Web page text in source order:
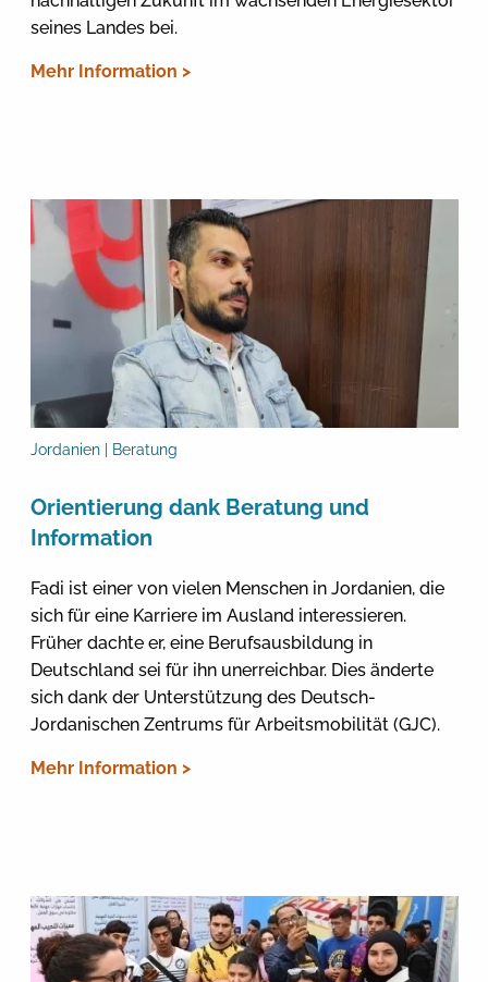
seines Landes bei.
Mehr Information >
Jordanien | Beratung
Orientierung dank Beratung und
Information
Fadi ist einer von vielen Menschen in Jordanien, die
sich für eine Karriere im Ausland interessieren.
Früher dachte er, eine Berufsausbildung in
Deutschland sei für ihn unerreichbar. Dies änderte
sich dank der Unterstützung des Deutsch-
Jordanischen Zentrums für Arbeitsmobilität (GJC).
Mehr Information >